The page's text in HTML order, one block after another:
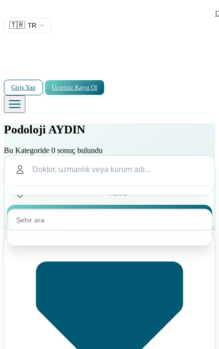
🇹🇷 TR
Giriş Yap Ücretsiz Kayıt Ol
Podoloji AYDIN
Bu Kategoride 0 sonuç bulundu